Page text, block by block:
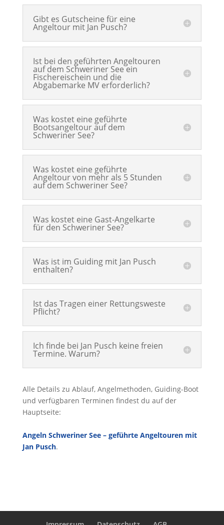
Gibt es Gutscheine für eine
Angeltour mit Jan Pusch?
Ist bei den geführten Angeltouren
auf dem Schweriner See ein
Fischereischein und die
Abgabemarke MV erforderlich?
Was kostet eine geführte
Bootsangeltour auf dem
Schweriner See?
Was kostet eine geführte
Angeltour von mehr als 5 Stunden
auf dem Schweriner See?
Was kostet eine Gast-Angelkarte
für den Schweriner See?
Was ist im Guiding mit Jan Pusch
enthalten?
Ist das Tragen einer Rettungsweste
Pflicht?
Ich finde bei Jan Pusch keine freien
Termine. Warum?
Alle Details zu Ablauf, Angelmethoden, Guiding-Boot
und verfügbaren Terminen findest du auf der
Hauptseite:
Angeln Schweriner See – geführte Angeltouren mit
Jan Pusch.